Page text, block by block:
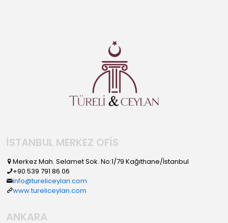
İSTANBUL MERKEZ OFİS
Merkez Mah. Selamet Sok. No:1/79 Kağıthane/İstanbul
+90 539 791 86 06
info@tureliceylan.com
www.tureliceylan.com
ANKARA